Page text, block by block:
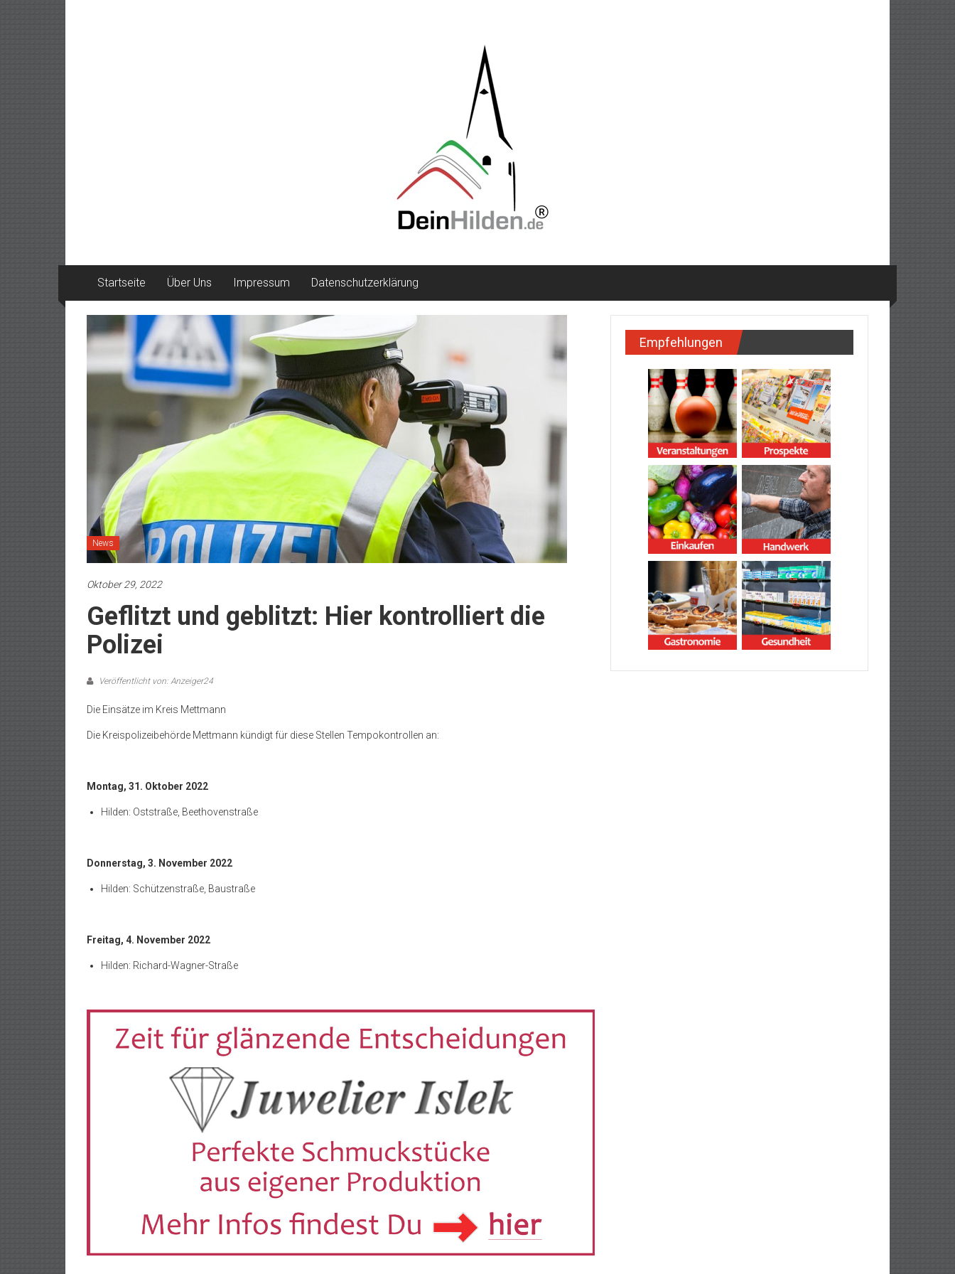
Startseite Über Uns Impressum Datenschutzerklärung
News
Oktober 29, 2022
Geflitzt und geblitzt: Hier kontrolliert die
Polizei
Veröffentlicht von: Anzeiger24
Die Einsätze im Kreis Mettmann
Die Kreispolizeibehörde Mettmann kündigt für diese Stellen Tempokontrollen an:
Montag, 31. Oktober 2022
Hilden: Oststraße, Beethovenstraße
Donnerstag, 3. November 2022
Hilden: Schützenstraße, Baustraße
Freitag, 4. November 2022
Hilden: Richard-Wagner-Straße
Empfehlungen